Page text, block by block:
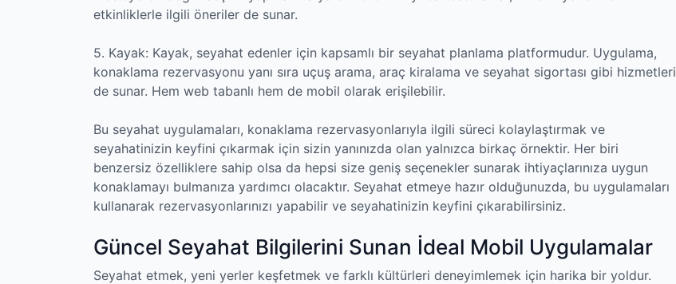
etkinliklerle ilgili öneriler de sunar.
5. Kayak: Kayak, seyahat edenler için kapsamlı bir seyahat planlama platformudur. Uygulama,
konaklama rezervasyonu yanı sıra uçuş arama, araç kiralama ve seyahat sigortası gibi hizmetleri
de sunar. Hem web tabanlı hem de mobil olarak erişilebilir.
Bu seyahat uygulamaları, konaklama rezervasyonlarıyla ilgili süreci kolaylaştırmak ve
seyahatinizin keyfini çıkarmak için sizin yanınızda olan yalnızca birkaç örnektir. Her biri
benzersiz özelliklere sahip olsa da hepsi size geniş seçenekler sunarak ihtiyaçlarınıza uygun
konaklamayı bulmanıza yardımcı olacaktır. Seyahat etmeye hazır olduğunuzda, bu uygulamaları
kullanarak rezervasyonlarınızı yapabilir ve seyahatinizin keyfini çıkarabilirsiniz.
Güncel Seyahat Bilgilerini Sunan İdeal Mobil Uygulamalar
Seyahat etmek, yeni yerler keşfetmek ve farklı kültürleri deneyimlemek için harika bir yoldur.